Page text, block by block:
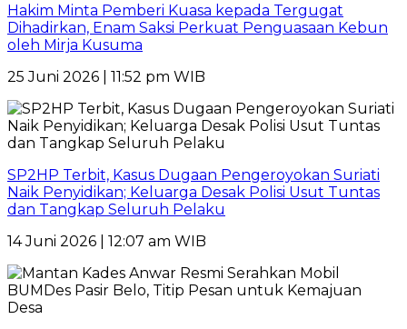
Hakim Minta Pemberi Kuasa kepada Tergugat
Dihadirkan, Enam Saksi Perkuat Penguasaan Kebun
oleh Mirja Kusuma
25 Juni 2026 | 11:52 pm WIB
SP2HP Terbit, Kasus Dugaan Pengeroyokan Suriati
Naik Penyidikan; Keluarga Desak Polisi Usut Tuntas
dan Tangkap Seluruh Pelaku
14 Juni 2026 | 12:07 am WIB